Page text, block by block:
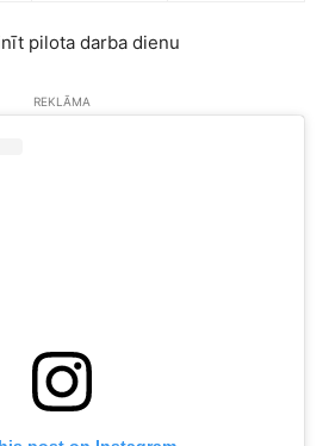
pilota darba dienu
REKLĀMA